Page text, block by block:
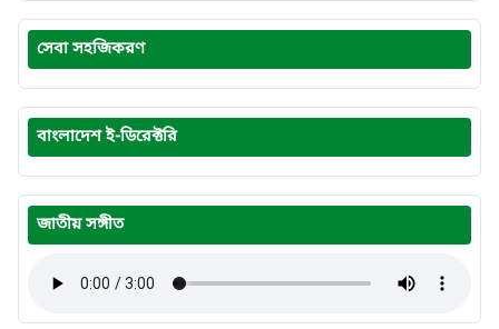
সেবা সহজিকরণ
বাংলাদেশ ই-ডিরেক্টরি
জাতীয় সঙ্গীত